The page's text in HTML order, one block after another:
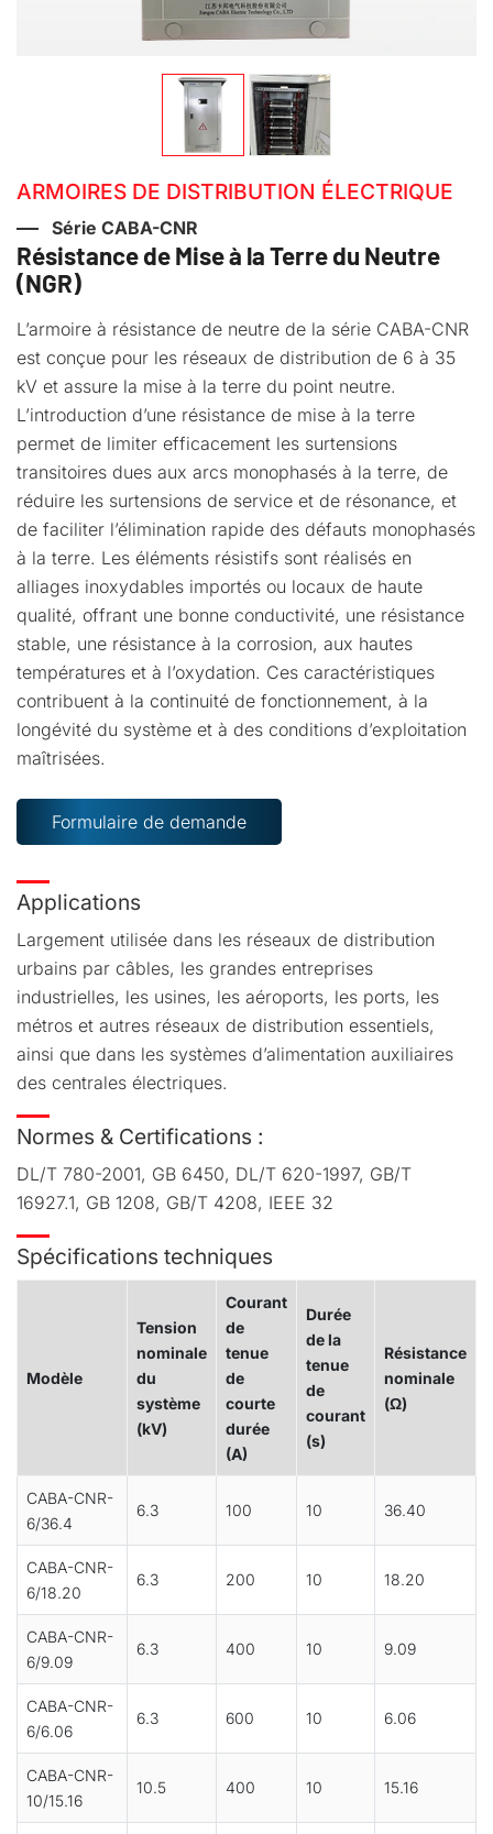
ARMOIRES DE DISTRIBUTION ÉLECTRIQUE
Série CABA-CNR
Résistance de Mise à la Terre du Neutre
(NGR)
L’armoire à résistance de neutre de la série CABA-CNR
est conçue pour les réseaux de distribution de 6 à 35
kV et assure la mise à la terre du point neutre.
L’introduction d’une résistance de mise à la terre
permet de limiter efficacement les surtensions
transitoires dues aux arcs monophasés à la terre, de
réduire les surtensions de service et de résonance, et
de faciliter l’élimination rapide des défauts monophasés
à la terre. Les éléments résistifs sont réalisés en
alliages inoxydables importés ou locaux de haute
qualité, offrant une bonne conductivité, une résistance
stable, une résistance à la corrosion, aux hautes
températures et à l’oxydation. Ces caractéristiques
contribuent à la continuité de fonctionnement, à la
longévité du système et à des conditions d’exploitation
maîtrisées.
Formulaire de demande
Applications
Largement utilisée dans les réseaux de distribution
urbains par câbles, les grandes entreprises
industrielles, les usines, les aéroports, les ports, les
métros et autres réseaux de distribution essentiels,
ainsi que dans les systèmes d’alimentation auxiliaires
des centrales électriques.
Normes & Certifications :
DL/T 780-2001, GB 6450, DL/T 620-1997, GB/T
16927.1, GB 1208, GB/T 4208, IEEE 32
Spécifications techniques
Modèle
Tension
nominale
du
système
(kV)
Courant
de
tenue
de
courte
durée
(A)
Durée
de la
tenue
de
courant
(s)
Résistance
nominale
(Ω)
CABA-CNR-
6/36.4
6.3 100 10 36.40
CABA-CNR-
6/18.20
6.3 200 10 18.20
CABA-CNR-
6/9.09
6.3 400 10 9.09
CABA-CNR-
6/6.06
6.3 600 10 6.06
CABA-CNR-
10/15.16
10.5 400 10 15.16